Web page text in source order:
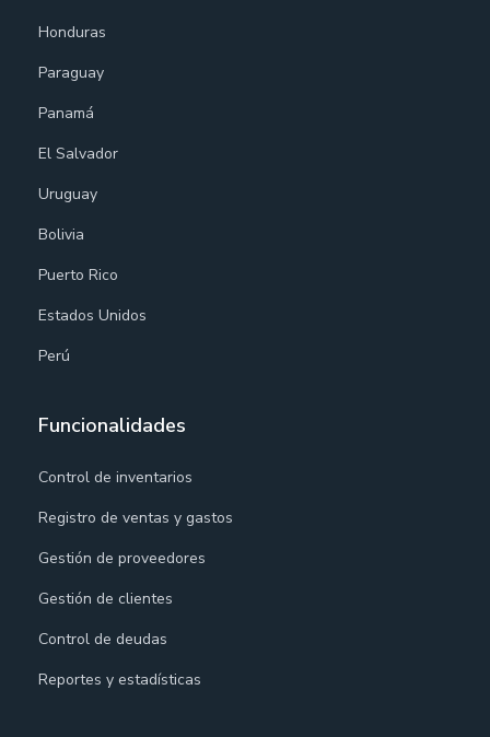
Honduras
Paraguay
Panamá
El Salvador
Uruguay
Bolivia
Puerto Rico
Estados Unidos
Perú
Funcionalidades
Control de inventarios
Registro de ventas y gastos
Gestión de proveedores
Gestión de clientes
Control de deudas
Reportes y estadísticas